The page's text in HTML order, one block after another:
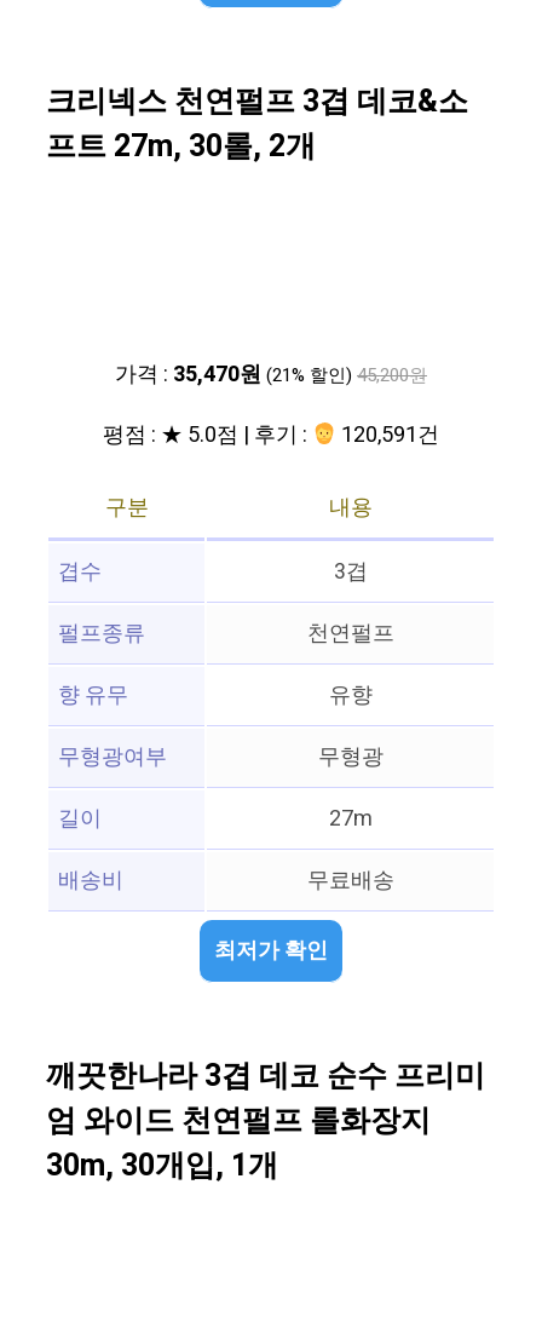
크리넥스 천연펄프 3겹 데코&소
프트 27m, 30롤, 2개
가격 : 35,470원 (21% 할인) 45,200원
평점 : ★ 5.0점 | 후기 : 120,591건
구분
내용
겹수
3겹
펄프종류
천연펄프
향 유무
유향
무형광여부
무형광
길이
27m
배송비
무료배송
최저가 확인
깨끗한나라 3겹 데코 순수 프리미
엄 와이드 천연펄프 롤화장지
30m, 30개입, 1개